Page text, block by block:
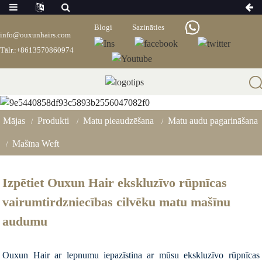
info@ouxunhairs.com
Tālr.:+8613570860974
Blogi Sazināties
Mašīna Weft
Mājas Produkti Matu pieaudzēšana Matu audu pagarināšana
Mašīna Weft
Izpētiet Ouxun Hair ekskluzīvo rūpnīcas
vairumtirdzniecības cilvēku matu mašīnu
audumu
Ouxun Hair ar lepnumu iepazīstina ar mūsu ekskluzīvo rūpnīcas